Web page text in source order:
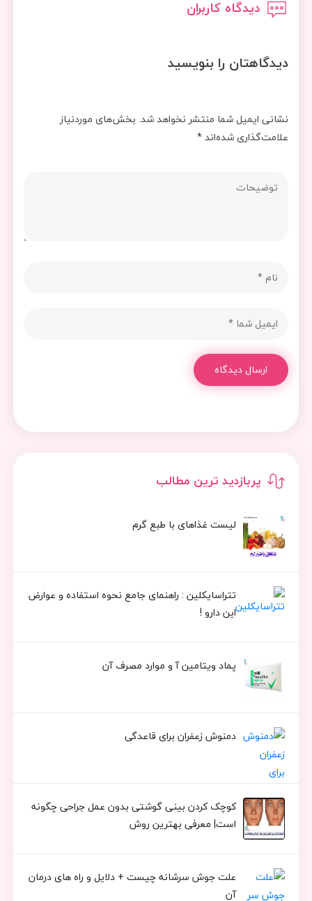
پربازدید ترین مطالب
لیست غذاهای با طبع گرم
تتراسایکلین : راهنمای جامع نحوه استفاده و عوارض
این دارو !
پماد ویتامین آ و موارد مصرف آن
دمنوش زعفران برای قاعدگی
کوچک کردن بینی گوشتی بدون عمل جراحی چگونه
است| معرفی بهترین روش
علت جوش سرشانه چیست + دلایل و راه های درمان
آن
دیدگاه کاربران
دیدگاهتان را بنویسید
نشانی ایمیل شما منتشر نخواهد شد. بخش‌های موردنیاز
علامت‌گذاری شده‌اند*
ارسال دیدگاه